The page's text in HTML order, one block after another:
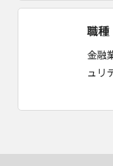
職種
金融
ュリ